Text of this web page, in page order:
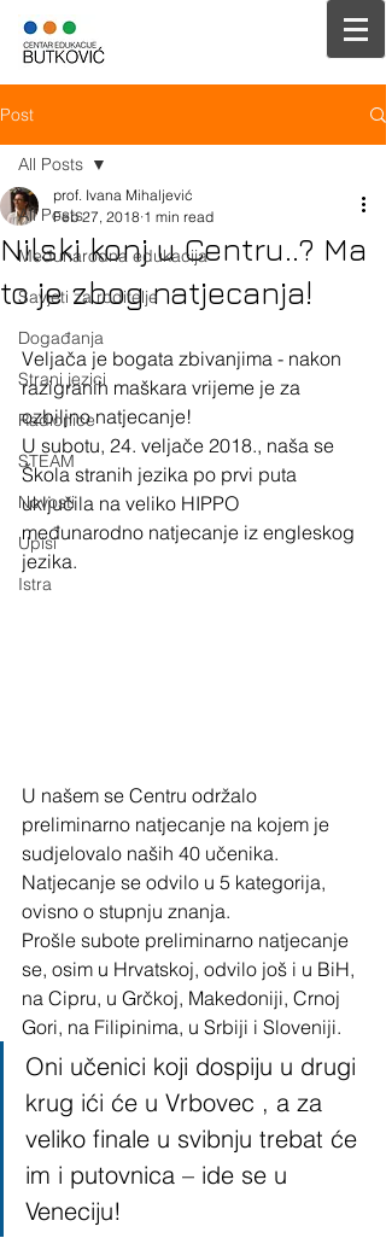
Post
All Posts
Međunarodna edukacija
Savjeti za roditelje
Događanja
Strani jezici
Radionice
STEAM
Novosti
Upisi
Istra
All Posts
Nilski konj u Centru..? Ma
to je zbog natjecanja!
prof. Ivana Mihaljević
Feb 27, 2018 1 min read
Veljača je bogata zbivanjima - nakon
razigranih maškara vrijeme je za
ozbiljno natjecanje!
U subotu, 24. veljače 2018., naša se
Škola stranih jezika po prvi puta
uključila na veliko HIPPO
međunarodno natjecanje iz engleskog
jezika.
U našem se Centru održalo
preliminarno natjecanje na kojem je
sudjelovalo naših 40 učenika.
Natjecanje se odvilo u 5 kategorija,
ovisno o stupnju znanja.
Prošle subote preliminarno natjecanje
se, osim u Hrvatskoj, odvilo još i u BiH,
na Cipru, u Grčkoj, Makedoniji, Crnoj
Gori, na Filipinima, u Srbiji i Sloveniji.
Oni učenici koji dospiju u drugi
krug ići će u Vrbovec , a za
veliko finale u svibnju trebat će
im i putovnica – ide se u
Veneciju!